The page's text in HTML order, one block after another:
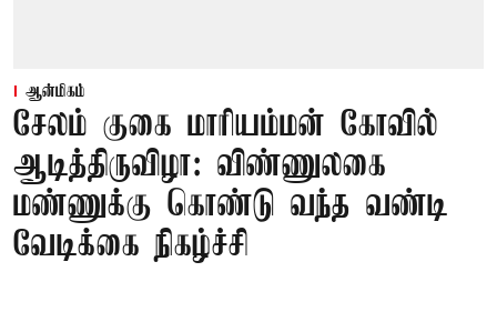
ஆன்மிகம்
சேலம் குகை மாரியம்மன் கோவில்
ஆடித்திருவிழா: விண்ணுலகை
மண்ணுக்கு கொண்டு வந்த வண்டி
வேடிக்கை நிகழ்ச்சி